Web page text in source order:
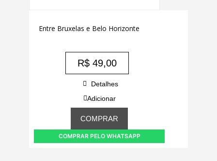
Entre Bruxelas e Belo Horizonte
R$49,00
Detalhes
Adicionar
COMPRAR
COMPRAR PELO WHATSAPP